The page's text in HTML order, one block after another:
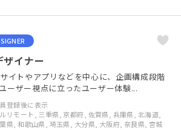
ザイナー
イトやアプリなどを中心に、企画構成段階
ーザー視点に立ったユーザー体験...
登録後に表示
リモート, 三重県, 京都府, 佐賀県, 兵庫県, 北海道,
県, 和歌山県, 埼玉県, 大分県, 大阪府, 奈良県, 宮城